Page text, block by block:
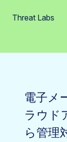
Threat Labs
電子メ
ラウド
ら管理